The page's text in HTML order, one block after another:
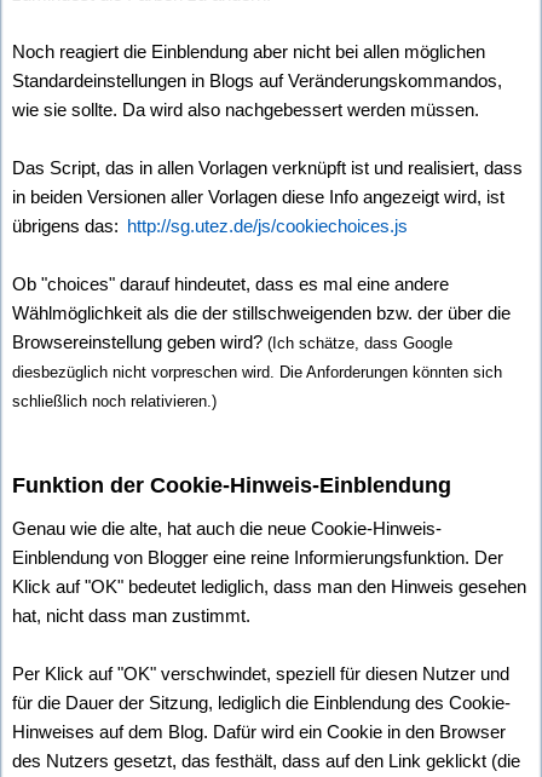
Noch reagiert die Einblendung aber nicht bei allen möglichen
Standardeinstellungen in Blogs auf Veränderungskommandos,
wie sie sollte. Da wird also nachgebessert werden müssen.
Das Script, das in allen Vorlagen verknüpft ist und realisiert, dass
in beiden Versionen aller Vorlagen diese Info angezeigt wird, ist
übrigens das: http://sg.utez.de/js/cookiechoices.js
Ob "choices" darauf hindeutet, dass es mal eine andere
Wählmöglichkeit als die der stillschweigenden bzw. der über die
Browsereinstellung geben wird? (Ich schätze, dass Google
diesbezüglich nicht vorpreschen wird. Die Anforderungen könnten sich
schließlich noch relativieren.)
Funktion der Cookie-Hinweis-Einblendung
Genau wie die alte, hat auch die neue Cookie-Hinweis-
Einblendung von Blogger eine reine Informierungsfunktion. Der
Klick auf "OK" bedeutet lediglich, dass man den Hinweis gesehen
hat, nicht dass man zustimmt.
Per Klick auf "OK" verschwindet, speziell für diesen Nutzer und
für die Dauer der Sitzung, lediglich die Einblendung des Cookie-
Hinweises auf dem Blog. Dafür wird ein Cookie in den Browser
des Nutzers gesetzt, das festhält, dass auf den Link geklickt (die